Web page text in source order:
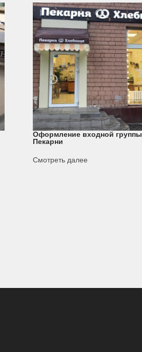
Оформление входной группы
Пекарни
Смотреть далее